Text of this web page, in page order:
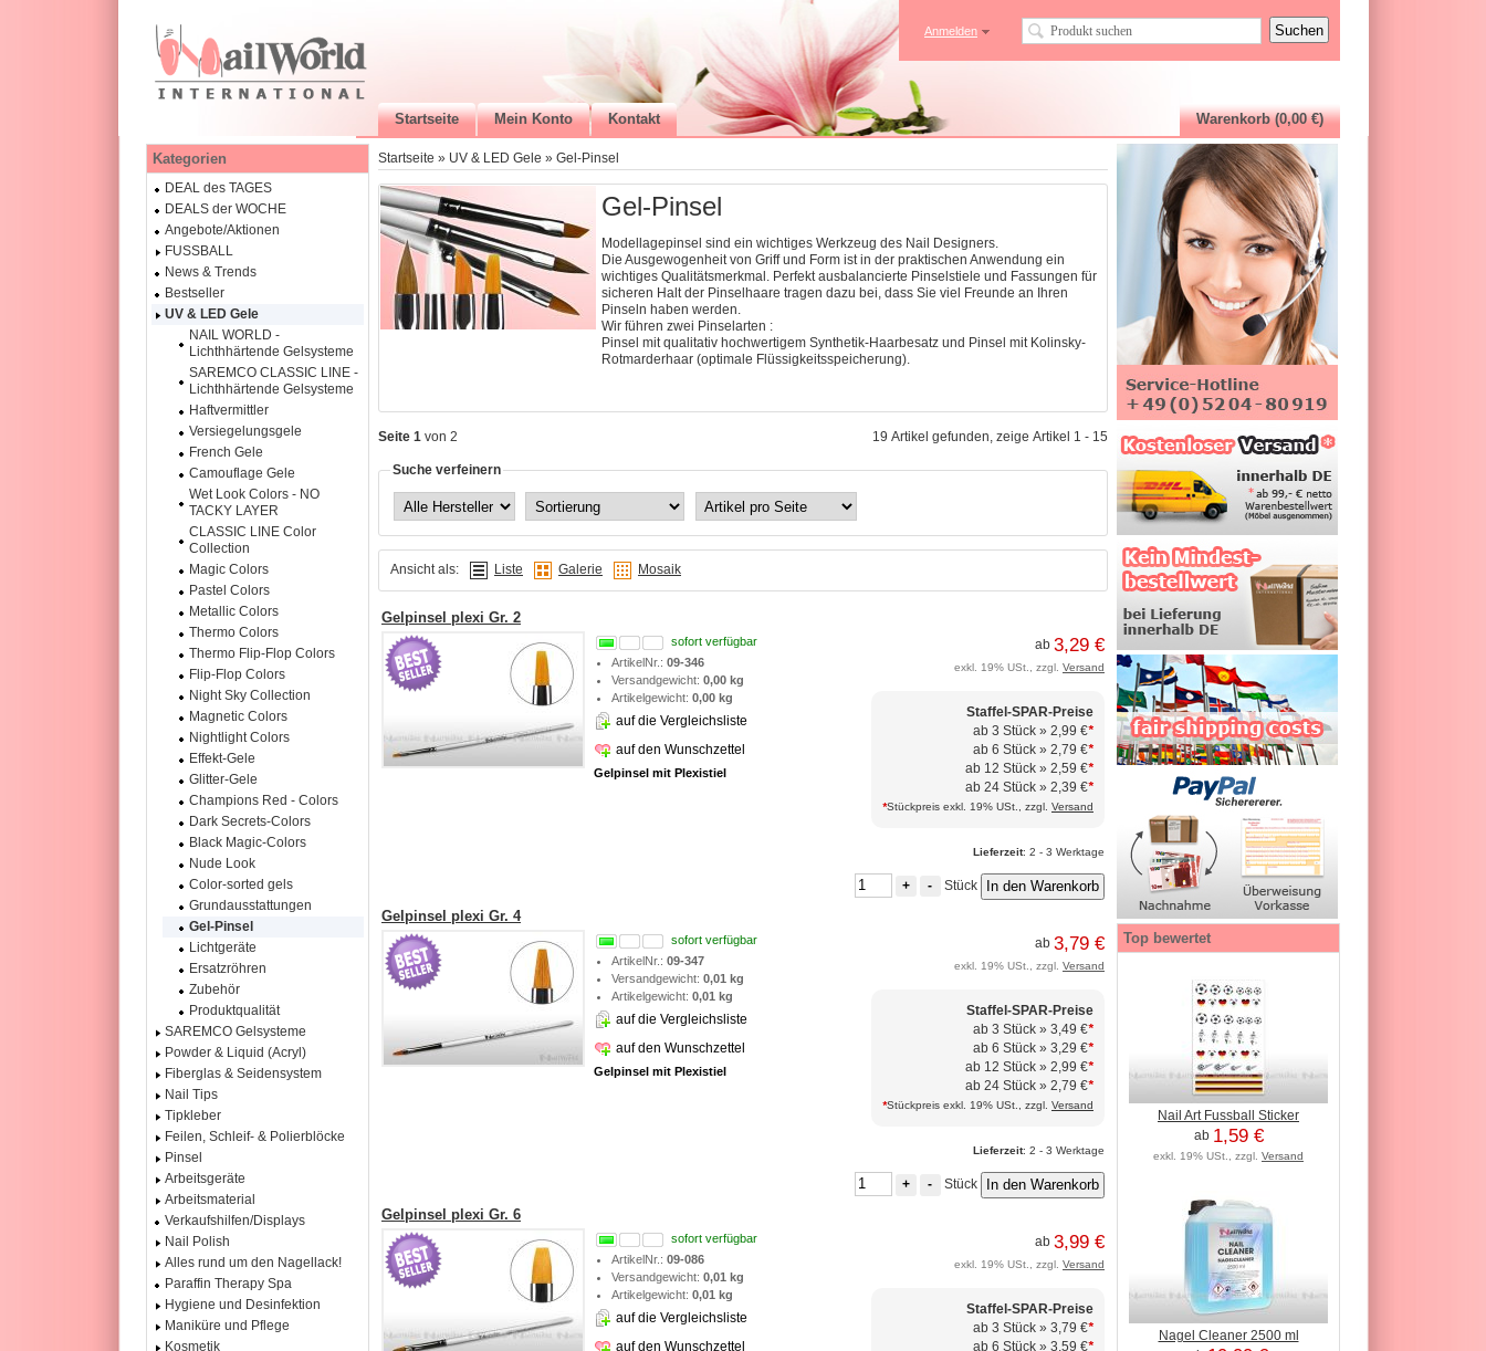
Startseite Mein Konto Kontakt Warenkorb (0,00 €)
Anmelden
Startseite » UV & LED Gele » Gel-Pinsel
Gel-Pinsel
Modellagepinsel sind ein wichtiges Werkzeug des Nail Designers.
Die Ausgewogenheit von Griff und Form ist in der praktischen Anwendung ein
wichtiges Qualitätsmerkmal. Perfekt ausbalancierte Pinselstiele und Fassungen für
sicheren Halt der Pinselhaare tragen dazu bei, dass Sie viel Freunde an Ihren
Pinseln haben werden.
Wir führen zwei Pinselarten :
Pinsel mit qualitativ hochwertigem Synthetik-Haarbesatz und Pinsel mit Kolinsky-
Rotmarderhaar (optimale Flüssigkeitsspeicherung).
Seite 1 von 2 19 Artikel gefunden, zeige Artikel 1 - 15
Suche verfeinern
Ansicht als: Liste Galerie Mosaik
Gelpinsel plexi Gr. 2
sofort verfügbar
ArtikelNr.:09-346
Versandgewicht:0,00 kg
Artikelgewicht:0,00 kg
auf die Vergleichsliste
auf den Wunschzettel
Gelpinsel mit Plexistiel
ab 3,29 €
exkl. 19% USt., zzgl. Versand
Staffel-SPAR-Preise
ab 3 Stück » 2,99 €*
ab 6 Stück » 2,79 €*
ab 12 Stück » 2,59 €*
ab 24 Stück » 2,39 €*
*Stückpreis exkl. 19% USt., zzgl. Versand
Lieferzeit: 2 - 3 Werktage
+ - Stück
Gelpinsel plexi Gr. 4
sofort verfügbar
ArtikelNr.:09-347
Versandgewicht:0,01 kg
Artikelgewicht:0,01 kg
auf die Vergleichsliste
auf den Wunschzettel
Gelpinsel mit Plexistiel
ab 3,79 €
exkl. 19% USt., zzgl. Versand
Staffel-SPAR-Preise
ab 3 Stück » 3,49 €*
ab 6 Stück » 3,29 €*
ab 12 Stück » 2,99 €*
ab 24 Stück » 2,79 €*
*Stückpreis exkl. 19% USt., zzgl. Versand
Lieferzeit: 2 - 3 Werktage
+ - Stück
Gelpinsel plexi Gr. 6
sofort verfügbar
ArtikelNr.:09-086
Versandgewicht:0,01 kg
Artikelgewicht:0,01 kg
auf die Vergleichsliste
auf den Wunschzettel
ab 3,99 €
exkl. 19% USt., zzgl. Versand
Staffel-SPAR-Preise
ab 3 Stück » 3,79 €*
ab 6 Stück » 3,59 €*
Kategorien
DEAL des TAGES
DEALS der WOCHE
Angebote/Aktionen
FUSSBALL
News & Trends
Bestseller
UV & LED Gele
NAIL WORLD -
Lichthhärtende Gelsysteme
SAREMCO CLASSIC LINE -
Lichthhärtende Gelsysteme
Haftvermittler
Versiegelungsgele
French Gele
Camouflage Gele
Wet Look Colors - NO
TACKY LAYER
CLASSIC LINE Color
Collection
Magic Colors
Pastel Colors
Metallic Colors
Thermo Colors
Thermo Flip-Flop Colors
Flip-Flop Colors
Night Sky Collection
Magnetic Colors
Nightlight Colors
Effekt-Gele
Glitter-Gele
Champions Red - Colors
Dark Secrets-Colors
Black Magic-Colors
Nude Look
Color-sorted gels
Grundausstattungen
Gel-Pinsel
Lichtgeräte
Ersatzröhren
Zubehör
Produktqualität
SAREMCO Gelsysteme
Powder & Liquid (Acryl)
Fiberglas & Seidensystem
Nail Tips
Tipkleber
Feilen, Schleif- & Polierblöcke
Pinsel
Arbeitsgeräte
Arbeitsmaterial
Verkaufshilfen/Displays
Nail Polish
Alles rund um den Nagellack!
Paraffin Therapy Spa
Hygiene und Desinfektion
Maniküre und Pflege
Kosmetik
Top bewertet
Nail Art Fussball Sticker
ab 1,59 €
exkl. 19% USt., zzgl. Versand
Nagel Cleaner 2500 ml